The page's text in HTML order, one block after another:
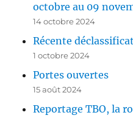
octobre au 09
14 octobre 2024
Récente
1 octobre 2024
Portes ouvertes
15 août 2024
Reportage TBO, la